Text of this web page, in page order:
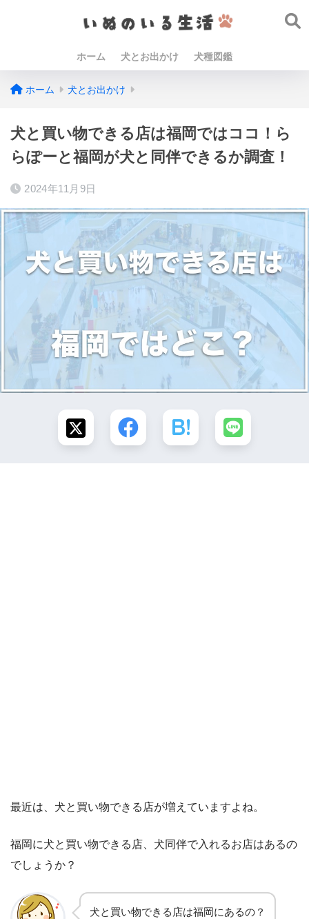
ホーム 犬とお出かけ 犬種図鑑
ホーム 犬とお出かけ
犬と買い物できる店は福岡ではココ！ら
らぽーと福岡が犬と同伴できるか調査！
2024年11月9日
最近は、犬と買い物できる店が増えていますよね。
福岡に犬と買い物できる店、犬同伴で入れるお店はあるの
でしょうか？
犬と買い物できる店は福岡にあるの？